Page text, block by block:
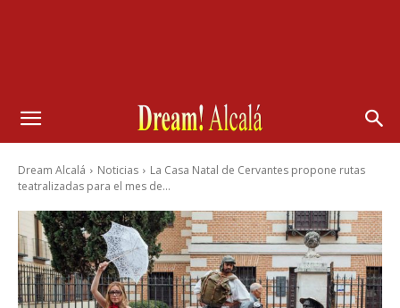
Dream Alcalá Noticias
La Casa Natal de Cervantes propone rutas
teatralizadas para el mes de...